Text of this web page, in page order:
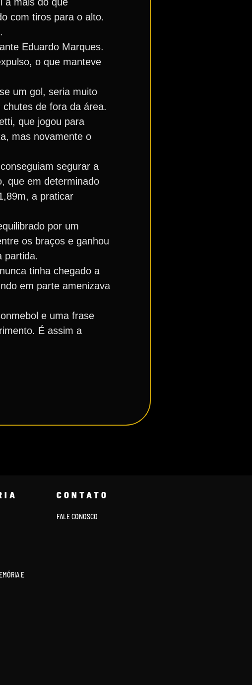
com tiros para o alto.
Eduardo Marques.
o que manteve
um gol, seria muito
de fora da área.
que jogou para
mas novamente o
segurar a
que em determinado
a praticar
por um
os braços e ganhou
partida.
tinha chegado a
em parte amenizava
e uma frase
É assim a
E
CONTATO
FALE CONOSCO